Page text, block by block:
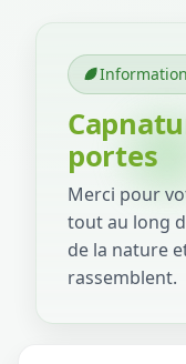
portes
Merci pour
tout au long
de la nature
rassemblent.